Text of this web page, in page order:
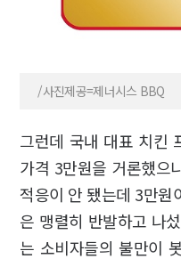
/사진제공=제너시스 BBQ
그런데 국내 대표 치킨
가격 3만원을 거론했으
적응이 안 됐는데 3만원
은 맹렬히 반발하고 나
는 소비자들의 불만이